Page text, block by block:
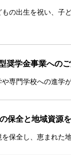
の出生を祝い、子
奨学金事業への
専門学校への進学
保全と地域資源
保全し、恵まれた